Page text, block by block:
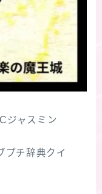
ジャスミン
プチ辞典クイ